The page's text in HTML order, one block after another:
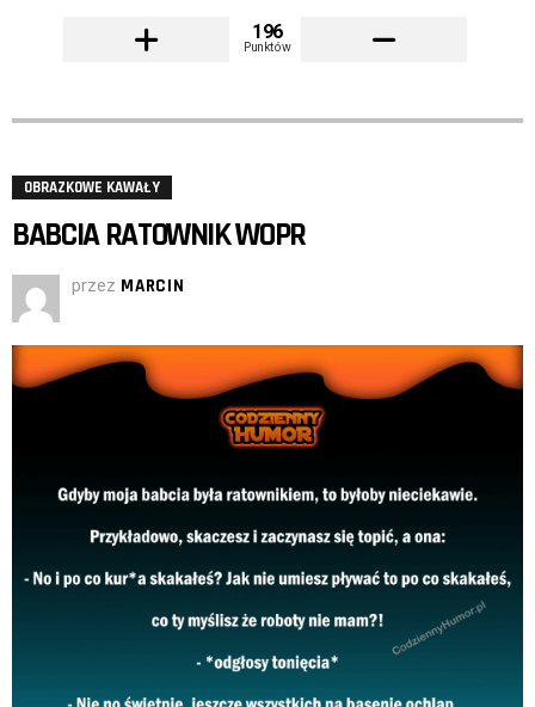
196
Punktów
OBRAZKOWE KAWAŁY
BABCIA RATOWNIK WOPR
przez MARCIN